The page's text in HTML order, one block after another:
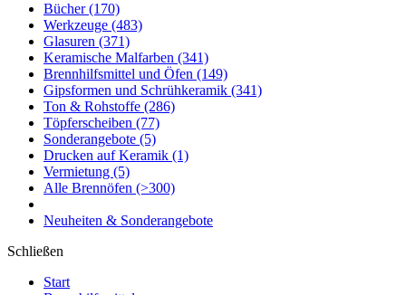
Bücher(170)
Werkzeuge (483)
Glasuren (371)
Keramische Malfarben (341)
Brennhilfsmittel und Öfen (149)
Gipsformen und Schrühkeramik (341)
Ton & Rohstoffe (286)
Töpferscheiben (77)
Sonderangebote (5)
Drucken auf Keramik (1)
Vermietung (5)
Alle Brennöfen (>300)
Neuheiten & Sonderangebote
Schließen
Start